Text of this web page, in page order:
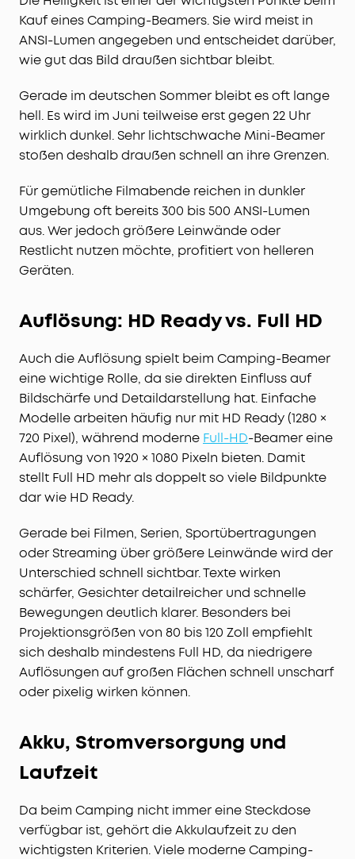
Kauf eines Camping-Beamers. Sie wird meist in
ANSI-Lumen angegeben und entscheidet darüber,
wie gut das Bild draußen sichtbar bleibt.
Gerade im deutschen Sommer bleibt es oft lange
hell. Es wird im Juni teilweise erst gegen 22 Uhr
wirklich dunkel. Sehr lichtschwache Mini-Beamer
stoßen deshalb draußen schnell an ihre Grenzen.
Für gemütliche Filmabende reichen in dunkler
Umgebung oft bereits 300 bis 500 ANSI-Lumen
aus. Wer jedoch größere Leinwände oder
Restlicht nutzen möchte, profitiert von helleren
Geräten.
Auflösung: HD Ready vs. Full HD
Auch die Auflösung spielt beim Camping-Beamer
eine wichtige Rolle, da sie direkten Einfluss auf
Bildschärfe und Detaildarstellung hat. Einfache
Modelle arbeiten häufig nur mit HD Ready (1280 ×
720 Pixel), während moderne Full-HD-Beamer eine
Auflösung von 1920 × 1080 Pixeln bieten. Damit
stellt Full HD mehr als doppelt so viele Bildpunkte
dar wie HD Ready.
Gerade bei Filmen, Serien, Sportübertragungen
oder Streaming über größere Leinwände wird der
Unterschied schnell sichtbar. Texte wirken
schärfer, Gesichter detailreicher und schnelle
Bewegungen deutlich klarer. Besonders bei
Projektionsgrößen von 80 bis 120 Zoll empfiehlt
sich deshalb mindestens Full HD, da niedrigere
Auflösungen auf großen Flächen schnell unscharf
oder pixelig wirken können.
Akku, Stromversorgung und
Laufzeit
Da beim Camping nicht immer eine Steckdose
verfügbar ist, gehört die Akkulaufzeit zu den
wichtigsten Kriterien. Viele moderne Camping-